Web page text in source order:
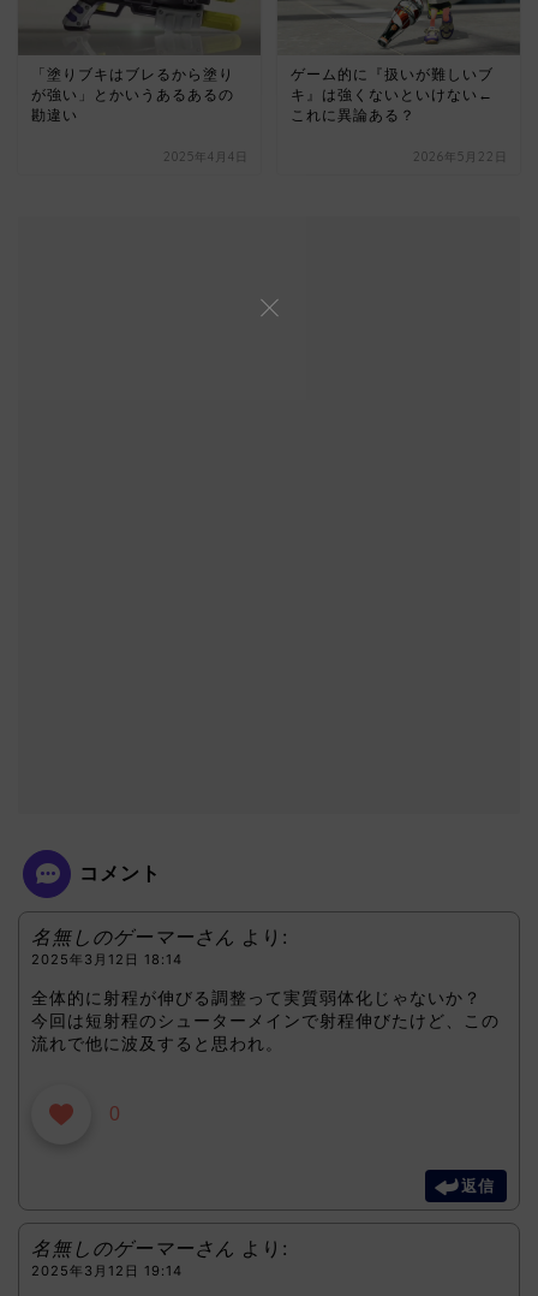
「塗りブキはブレるから塗り
が強い」とかいうあるあるの
勘違い
2025年4月4日
ゲーム的に『扱いが難しいブ
キ』は強くないといけない←
これに異論ある？
2026年5月22日
コメント
名無しのゲーマーさん より:
2025年3月12日 18:14
全体的に射程が伸びる調整って実質弱体化じゃないか？
今回は短射程のシューターメインで射程伸びたけど、この
流れで他に波及すると思われ。
0
返信
名無しのゲーマーさん より:
2025年3月12日 19:14